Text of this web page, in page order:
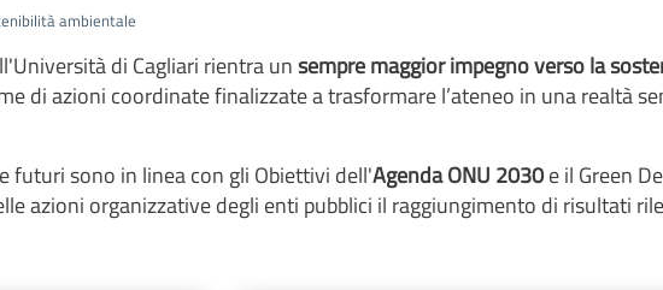
ambientale
di Cagliari rientra unsempre maggior impegno verso la
di azioni coordinate finalizzate a trasformare l’ateneo in una realtà
futuri sono in linea con gli Obiettivi dell'Agenda ONU 2030e il Green
azioni organizzative degli enti pubblici il raggiungimento di risultati